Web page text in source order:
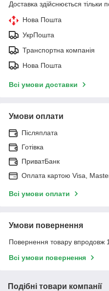
Доставка здійснюється тільки
Нова Пошта
УкрПошта
Транспортна компанія
Нова Пошта
Всі умови доставки
Умови оплати
Післяплата
Готівка
ПриватБанк
Оплата картою Visa,
Всі умови оплати
Умови повернення
Повернення товару впродовж
Всі умови повернення
Подібні товари компанії